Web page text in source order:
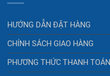
HƯỚNG DẪN ĐẶT HÀNG
CHÍNH SÁCH GIAO HÀNG
PHƯƠNG THỨC THANH TOÁN